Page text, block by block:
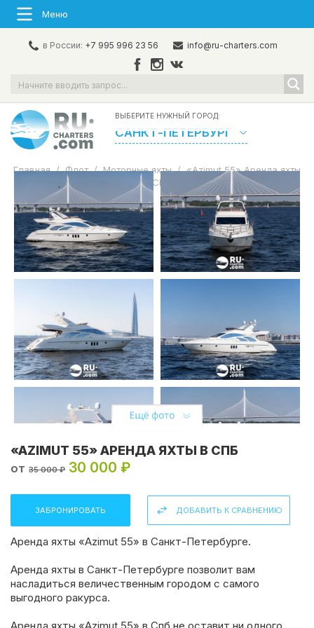
Меню
в России: +7 995 996 23 56 info@ru-charters.com
ВЫБЕРИТЕ НУЖНЫЙ ГОРОД:
САНКТ-ПЕТЕРБУРГ
Главная / Флот / Моторные яхты / «Azimut 55» Аренда яхты
в СПб
«AZIMUT 55» АРЕНДА ЯХТЫ В СПБ
от 35 000 ₽ 30 000 ₽
ЗАБРОНИРОВАТЬ ДОБАВИТЬ К СРАВНЕНИЮ
Аренда яхты «Azimut 55» в Санкт-Петербурге.
Аренда яхты в Санкт-Петербурге позволит вам
насладиться величественным городом с самого
выгодного ракурса.